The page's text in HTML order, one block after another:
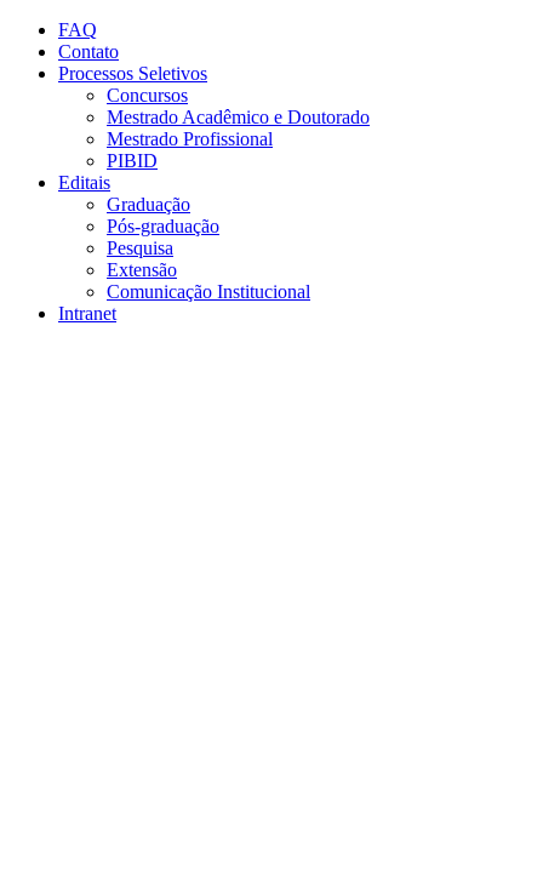
Conteúdo principal
FAQ
Contato
Processos Seletivos
Concursos
Mestrado Acadêmico e Doutorado
Mestrado Profissional
PIBID
Editais
Graduação
Pós-graduação
Pesquisa
Extensão
Comunicação Institucional
Intranet